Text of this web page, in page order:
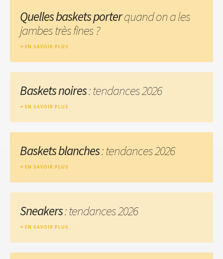
Quelles baskets porterquand on a les
jambes très fines ?
EN SAVOIR PLUS
Baskets noires: tendances 2026
EN SAVOIR PLUS
Baskets blanches: tendances 2026
EN SAVOIR PLUS
Sneakers: tendances 2026
EN SAVOIR PLUS